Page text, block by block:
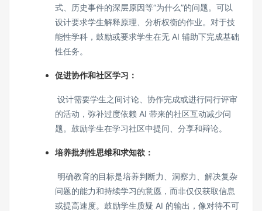
式、历史事件的深层原因等“为什么”的问题。可以
设计要求学生解释原理、分析权衡的作业。对于技
能性学科，鼓励或要求学生在无 AI 辅助下完成基础
性任务。
促进协作和社区学习：
设计需要学生之间讨论、协作完成或进行同行评审
的活动，弥补过度依赖 AI 带来的社区互动减少问
题。鼓励学生在学习社区中提问、分享和辩论。
培养批判性思维和求知欲：
明确教育的目标是培养判断力、洞察力、解决复杂
问题的能力和持续学习的意愿，而非仅仅获取信息
或提高速度。鼓励学生质疑 AI 的输出，像对待不可